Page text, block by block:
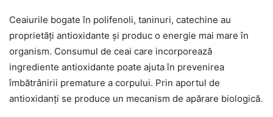
Ceaiurile bogate în polifenoli, taninuri, catechine au
proprietăți antioxidante și produc o energie mai mare în
organism. Consumul de ceai care incorporează
ingrediente antioxidante poate ajuta în prevenirea
îmbătrânirii premature a corpului. Prin aportul de
antioxidanți se produce un mecanism de apărare biologică.